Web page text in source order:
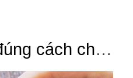
cách cho
ai cũng